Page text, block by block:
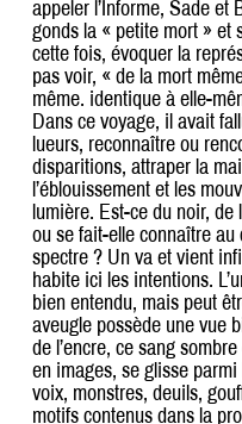
appeler l’Informe, Sade
gonds la « petite mort » et
cette fois, évoquer la
pas voir, « de la mort
même. identique à elle-
Dans ce voyage, il avait
lueurs, reconnaître ou
disparitions, attraper la
l’éblouissement et les
lumière. Est-ce du noir, de
ou se fait-elle connaître
spectre ? Un va et vient
habite ici les intentions.
bien entendu, mais peut
aveugle possède une vue
de l’encre, ce sang
en images, se glisse
voix, monstres, deuils,
motifs contenus dans la